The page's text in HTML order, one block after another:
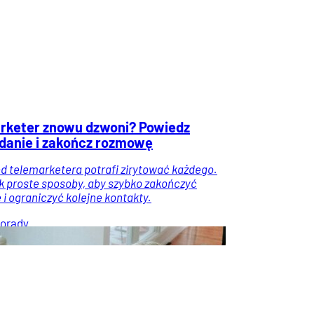
znowu dzwoni? Powiedz
i zakończ rozmowę
telemarketera potrafi zirytować każdego.
proste sposoby, aby szybko zakończyć
i ograniczyć kolejne kontakty.